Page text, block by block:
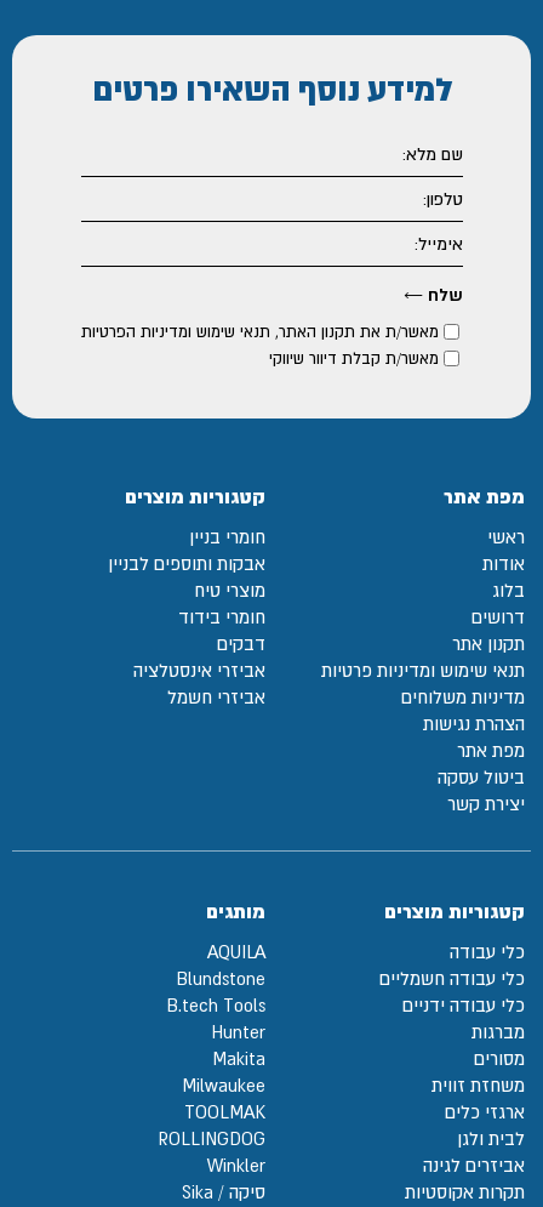
למידע נוסף השאירו פרטים
מאשר/ת את תקנון האתר, תנאי שימוש ומדיניות הפרטיות
מאשר/ת קבלת דיוור שיווקי
מפת אתר
ראשי
אודות
בלוג
דרושים
תקנון אתר
תנאי שימוש ומדיניות פרטיות
מדיניות משלוחים
הצהרת נגישות
מפת אתר
ביטול עסקה
יצירת קשר
קטגוריות מוצרים
חומרי בניין
אבקות ותוספים לבניין
מוצרי טיח
חומרי בידוד
דבקים
אביזרי אינסטלציה
אביזרי חשמל
קטגוריות מוצרים
כלי עבודה
כלי עבודה חשמליים
כלי עבודה ידניים
מברגות
מסורים
משחזת זווית
ארגזי כלים
לבית ולגן
אביזרים לגינה
תקרות אקוסטיות
מותגים
AQUILA
Blundstone
B.tech Tools
Hunter
Makita
Milwaukee
TOOLMAK
ROLLINGDOG
Winkler
סיקה / Sika